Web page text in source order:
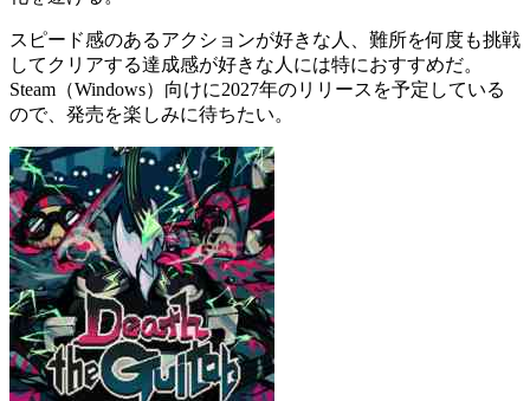
スピード感のあるアクションが好きな人、難所を何度も挑戦
してクリアする達成感が好きな人 には特におすすめだ。
Steam（Windows）向けに2027年のリリースを予定している
ので、発売を楽しみに待ちたい。